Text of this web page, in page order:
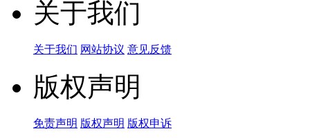
关于我们
关于我们 网站协议 意见反馈
版权声明
免责声明 版权声明 版权申诉